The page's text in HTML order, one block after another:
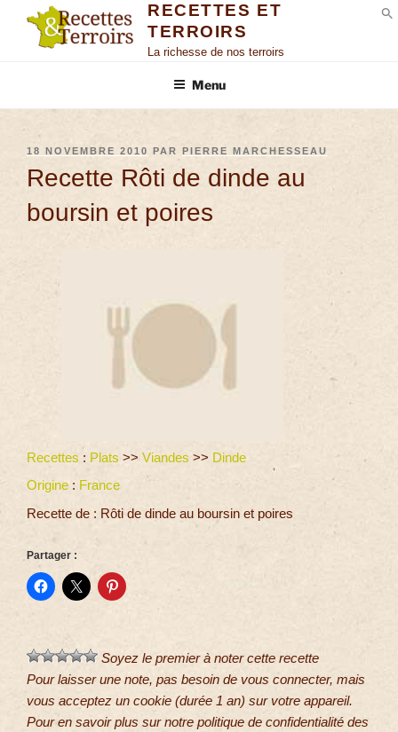
RECETTES ET
TERROIRS
La richesse de nos terroirs
Menu
18 NOVEMBRE 2010 PAR PIERRE MARCHESSEAU
Recette Rôti de dinde au
boursin et poires
Recettes : Plats >> Viandes >> Dinde
Origine : France
Recette de : Rôti de dinde au boursin et poires
Partager :
Soyez le premier à noter cette recette
Pour laisser une note, pas besoin de vous connecter, mais
vous acceptez un cookie (durée 1 an) sur votre appareil.
Pour en savoir plus sur notre politique de confidentialité des